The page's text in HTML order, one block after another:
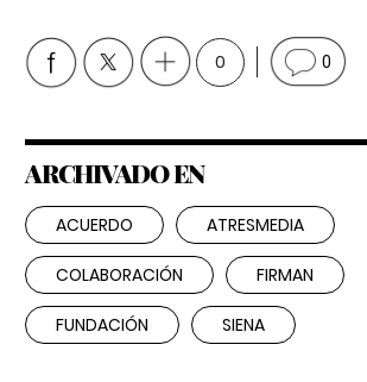
0 0
ARCHIVADO EN
ACUERDO ATRESMEDIA
COLABORACIÓN FIRMAN
FUNDACIÓN SIENA